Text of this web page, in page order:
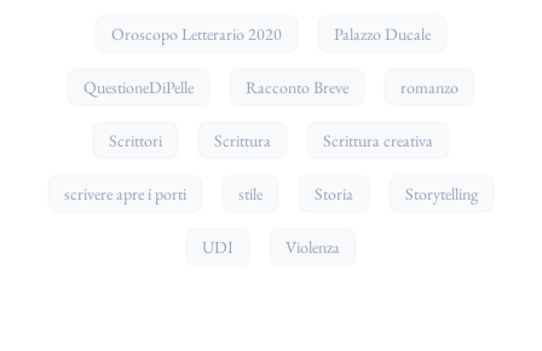
Oroscopo Letterario 2020 Palazzo Ducale
QuestioneDiPelle Racconto Breve romanzo
Scrittori Scrittura Scrittura creativa
scrivere apre i porti stile Storia Storytelling
UDI Violenza